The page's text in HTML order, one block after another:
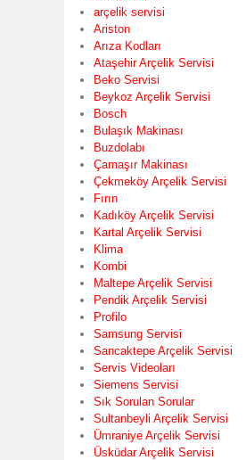
arçelik servisi
Ariston
Arıza Kodları
Ataşehir Arçelik Servisi
Beko Servisi
Beykoz Arçelik Servisi
Bosch
Bulaşık Makinası
Buzdolabı
Çamaşır Makinası
Çekmeköy Arçelik Servisi
Fırın
Kadıköy Arçelik Servisi
Kartal Arçelik Servisi
Klima
Kombi
Maltepe Arçelik Servisi
Pendik Arçelik Servisi
Profilo
Samsung Servisi
Sancaktepe Arçelik Servisi
Servis Videoları
Siemens Servisi
Sık Sorulan Sorular
Sultanbeyli Arçelik Servisi
Ümraniye Arçelik Servisi
Üsküdar Arçelik Servisi